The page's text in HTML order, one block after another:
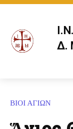
Δ.
ΒΙΟΙ ΑΓΙΩΝ